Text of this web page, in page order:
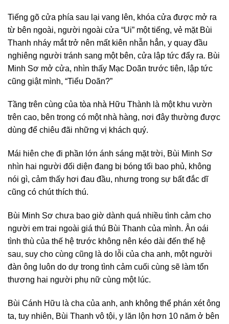
Tiếng gõ cửa phía sau lại vang lên, khóa cửa được mở ra
từ bên ngoài, người ngoài cửa “Ui” một tiếng, vẻ mặt Bùi
Thanh nháy mắt trở nên mất kiên nhẫn hẳn, y quay đầu
nghiêng người tránh sang một bên, cửa lập tức đẩy ra. Bùi
Minh Sơ mở cửa, nhìn thấy Mạc Doãn trước tiên, lập tức
cũng giật mình, “Tiểu Doãn?”
Tầng trên cùng của tòa nhà Hữu Thành là một khu vườn
trên cao, bên trong có một nhà hàng, nơi đây thường được
dùng để chiêu đãi những vị khách quý.
Mái hiên che đi phần lớn ánh sáng mặt trời, Bùi Minh Sơ
nhìn hai người đối diện đang bị bóng tối bao phủ, không
nói gì, cảm thấy hơi đau đầu, nhưng trong sự bất đắc dĩ
cũng có chút thích thú.
Bùi Minh Sơ chưa bao giờ dành quá nhiều tình cảm cho
người em trai ngoài giá thú Bùi Thanh của mình. Ân oái
tình thù của thế hệ trước không nên kéo dài đến thế hệ
sau, suy cho cùng cũng là do lỗi của cha anh, một người
đàn ông luôn do dự trong tình cảm cuối cùng sẽ làm tổn
thương hai người phụ nữ cùng một lúc.
Bùi Cánh Hữu là cha của anh, anh không thể phán xét ông
ta, tuy nhiên, Bùi Thanh vô tội, y lăn lộn hơn 10 năm ở bên